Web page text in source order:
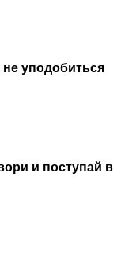
уподобиться
и поступай в